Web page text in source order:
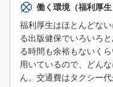
働く環境（福利厚
福利厚生はほとんどな
る出版健保でいろいろ
る時間も余裕もないく
用いているので、どん
ん。交通費はタクシー